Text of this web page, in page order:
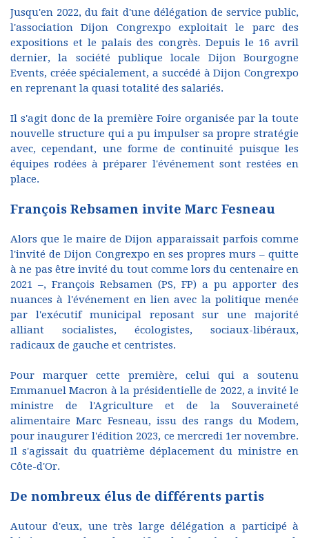
Jusqu'en 2022, du fait d'une délégation de service public,
l'association Dijon Congrexpo exploitait le parc des
expositions et le palais des congrès. Depuis le 16 avril
dernier, la société publique locale Dijon Bourgogne
Events, créée spécialement, a succédé à Dijon Congrexpo
en reprenant la quasi totalité des salariés.
Il s'agit donc de la première Foire organisée par la toute
nouvelle structure qui a pu impulser sa propre stratégie
avec, cependant, une forme de continuité puisque les
équipes rodées à préparer l'événement sont restées en
place.
François Rebsamen invite Marc Fesneau
Alors que le maire de Dijon apparaissait parfois comme
l'invité de Dijon Congrexpo en ses propres murs – quitte
à ne pas être invité du tout comme lors du centenaire en
2021 –, François Rebsamen (PS, FP) a pu apporter des
nuances à l'événement en lien avec la politique menée
par l'exécutif municipal reposant sur une majorité
alliant socialistes, écologistes, sociaux-libéraux,
radicaux de gauche et centristes.
Pour marquer cette première, celui qui a soutenu
Emmanuel Macron à la présidentielle de 2022, a invité le
ministre de l'Agriculture et de la Souveraineté
alimentaire Marc Fesneau, issu des rangs du Modem,
pour inaugurer l'édition 2023, ce mercredi 1er novembre.
Il s'agissait du quatrième déplacement du ministre en
Côte-d'Or.
De nombreux élus de différents partis
Autour d'eux, une très large délégation a participé à